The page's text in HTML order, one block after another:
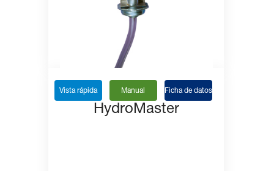
Vista rápida Manual Ficha de datos
HydroMaster